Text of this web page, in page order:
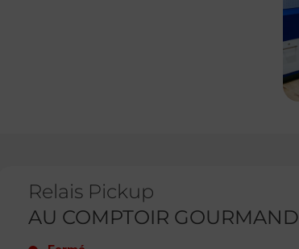
Relais Pickup
AU COMPTOIR GOURMAND